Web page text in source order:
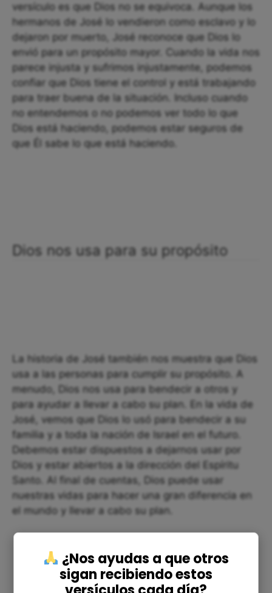
versículo es que Dios no se equivoca. Aunque los
hermanos de José lo vendieron como esclavo y lo
dejaron por muerto, José reconoce que Dios lo
envió para un propósito mayor. Cuando la vida nos
parece injusta y sufrimos injustamente, podemos
confiar que Dios tiene el control y está trabajando
para traer buena de la situación. Incluso cuando
no entendemos o no podemos ver todo lo que
Dios está haciendo, podemos estar seguros de
que Él sabe lo que está haciendo.
Dios nos usa para su propósito
La historia de José también nos muestra que Dios
usa a las personas para cumplir su propósito. A
menudo, Dios nos usa para bendecir a otros y
para ayudar a llevar a cabo su plan. En la vida de
José, vemos que Dios lo usó para bendecir a su
familia y a toda la nación de Israel en el futuro.
Debemos estar dispuestos a dejarnos usar por
Dios y estar abiertos a la dirección del Espíritu
Santo. Al final de cuentas, Dios puede usar
nuestras vidas para hacer una gran diferencia en
el mundo y llevar a cabo su plan.
¿Nos ayudas a que otros
sigan recibiendo estos